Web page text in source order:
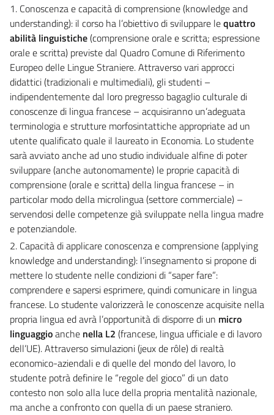
1. Conoscenza e capacità di comprensione (knowledge and
understanding): il corso ha l’obiettivo di sviluppare lequattro
abilità linguistiche(comprensione orale e scritta; espressione
orale e scritta) previste dal Quadro Comune di Riferimento
Europeo delle Lingue Straniere. Attraverso vari approcci
didattici (tradizionali e multimediali), gli studenti –
indipendentemente dal loro pregresso bagaglio culturale di
conoscenze di lingua francese – acquisiranno un’adeguata
terminologia e strutture morfosintattiche appropriate ad un
utente qualificato quale il laureato in Economia. Lo studente
sarà avviato anche ad uno studio individuale alfine di poter
sviluppare (anche autonomamente) le proprie capacità di
comprensione (orale e scritta) della lingua francese – in
particolar modo della microlingua (settore commerciale) –
servendosi delle competenze già sviluppate nella lingua madre
e potenziandole.
2. Capacità di applicare conoscenza e comprensione (applying
knowledge and understanding): l’insegnamento si propone di
mettere lo studente nelle condizioni di “saper fare”:
comprendere e sapersi esprimere, quindi comunicare in lingua
francese. Lo studente valorizzerà le conoscenze acquisite nella
propria lingua ed avrà l’opportunità di disporre di un micro
linguaggioanche nella L2 (francese, lingua ufficiale e di lavoro
dell’UE). Attraverso simulazioni (jeux de rôle) di realtà
economico-aziendali e di quelle del mondo del lavoro, lo
studente potrà definire le “regole del gioco” di un dato
contesto non solo alla luce della propria mentalità nazionale,
ma anche a confronto con quella di un paese straniero.